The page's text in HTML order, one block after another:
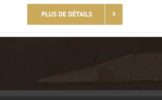
PLUS DE DÉTAILS